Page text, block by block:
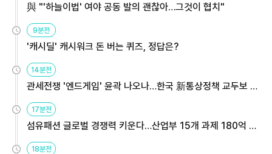
與 "'하늘이법' 여야 공동 발의 괜찮아…그것이 협치"
9분전
'캐시딜' 캐시워크 돈 버는 퀴즈, 정답은?
14분전
관세전쟁 '엔드게임' 윤곽 나오나…한국 新통상정책 교두보 활
17분전
섬유패션 글로벌 경쟁력 키운다…산업부 15개 과제 180억 지
18분전